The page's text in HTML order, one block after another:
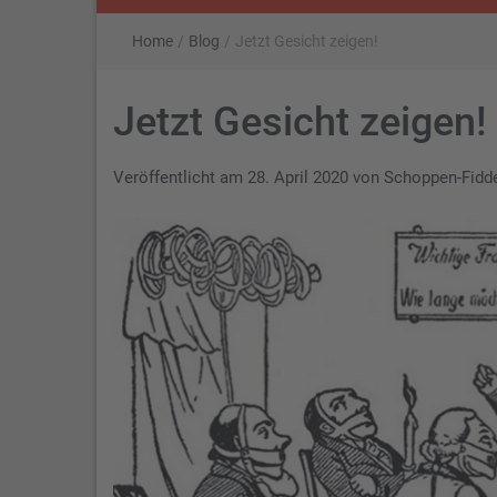
Home / Blog / Jetzt Gesicht zeigen!
Jetzt Gesicht zeigen!
Veröffentlicht am 28. April 2020 von Schoppen-